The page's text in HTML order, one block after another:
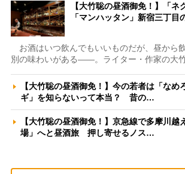
【大竹聡の昼酒御免！】「ネ
「マンハッタン」新宿三丁
お酒はいつ飲んでもいいものだが、昼から
別の味わいがある――。ライター・作家の大
【大竹聡の昼酒御免！】今の若者は「なめ
ギ」を知らないって本当？ 昔の…
【大竹聡の昼酒御免！】京急線で多摩川越
場」へと昼酒旅 押し寄せるノス…